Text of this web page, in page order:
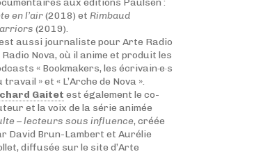
aux éditions Paulsen :
en l’air(2018) et Rimbaud
(2019).
aussi journaliste pour Arte Radio
Nova, où il anime et produit les
« Bookmakers, les écrivain·e·s
travail » et « L’Arche de Nova ».
Gaitet est également le co-
et la voix de la série animée
– lecteurs sous influence, créée
David Brun-Lambert et Aurélie
diffusée sur le site d’Arte